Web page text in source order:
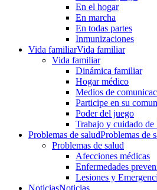
En el hogar
En marcha
En todas partes
Inmunizaciones
Vida familiarVida familiar
Vida familiar
Dinámica familiar
Hogar médico
Medios de
Participe en su
Poder del juego
Trabajo y cuidado de
Problemas de saludProblemas de
Problemas de salud
Afecciones médicas
Enfermedades
Lesiones y
NoticiasNoticias